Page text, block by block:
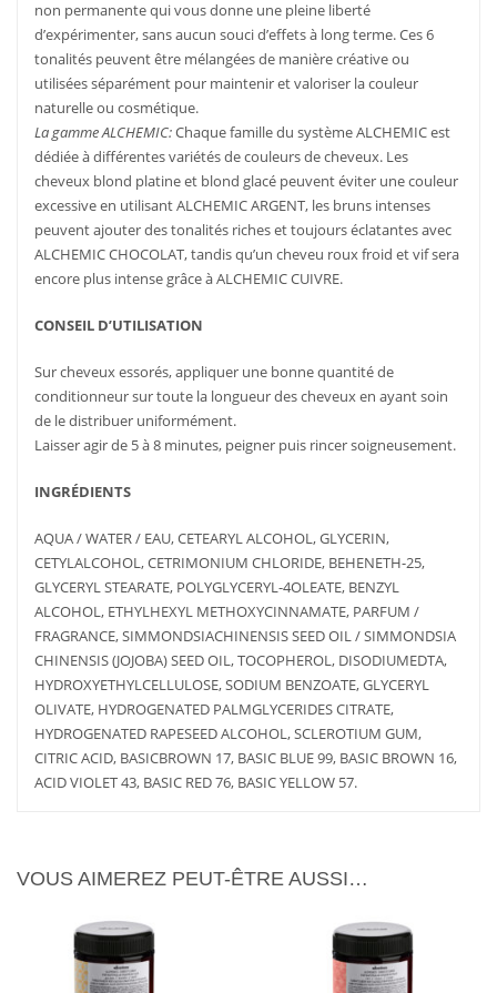
non permanente qui vous donne une pleine liberté
d’expérimenter, sans aucun souci d’effets à long terme. Ces 6
tonalités peuvent être mélangées de manière créative ou
utilisées séparément pour maintenir et valoriser la couleur
naturelle ou cosmétique.
La gamme ALCHEMIC:Chaque famille du système ALCHEMIC est
dédiée à différentes variétés de couleurs de cheveux. Les
cheveux blond platine et blond glacé peuvent éviter une couleur
excessive en utilisant ALCHEMIC ARGENT, les bruns intenses
peuvent ajouter des tonalités riches et toujours éclatantes avec
ALCHEMIC CHOCOLAT, tandis qu’un cheveu roux froid et vif sera
encore plus intense grâce à ALCHEMIC CUIVRE.
CONSEIL D’UTILISATION
Sur cheveux essorés, appliquer une bonne quantité de
conditionneur sur toute la longueur des cheveux en ayant soin
de le distribuer uniformément.
Laisser agir de 5 à 8 minutes, peigner puis rincer soigneusement.
INGRÉDIENTS
AQUA / WATER / EAU, CETEARYL ALCOHOL, GLYCERIN,
CETYLALCOHOL, CETRIMONIUM CHLORIDE, BEHENETH-25,
GLYCERYL STEARATE, POLYGLYCERYL-4OLEATE, BENZYL
ALCOHOL, ETHYLHEXYL METHOXYCINNAMATE, PARFUM /
FRAGRANCE, SIMMONDSIACHINENSIS SEED OIL / SIMMONDSIA
CHINENSIS (JOJOBA) SEED OIL, TOCOPHEROL, DISODIUMEDTA,
HYDROXYETHYLCELLULOSE, SODIUM BENZOATE, GLYCERYL
OLIVATE, HYDROGENATED PALMGLYCERIDES CITRATE,
HYDROGENATED RAPESEED ALCOHOL, SCLEROTIUM GUM,
CITRIC ACID, BASICBROWN 17, BASIC BLUE 99, BASIC BROWN 16,
ACID VIOLET 43, BASIC RED 76, BASIC YELLOW 57.
VOUS AIMEREZ PEUT-ÊTRE AUSSI…
AJOUTER
AU PANIER
PLUS
D'INFOS
AJOUTER
AU PANIER
PLUS
D'INFOS